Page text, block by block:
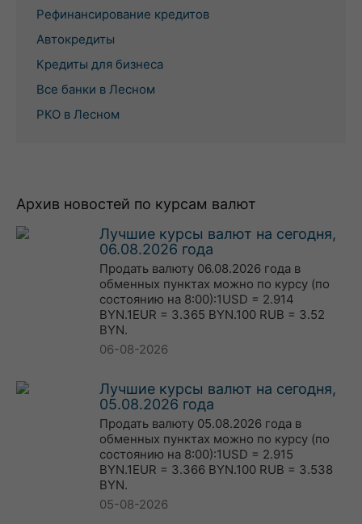
Рефинансирование кредитов
Автокредиты
Кредиты для бизнеса
Все банки в Лесном
РКО в Лесном
Архив новостей по курсам валют
Лучшие курсы валют на сегодня,
06.08.2026 года
Продать валюту 06.08.2026 года в
обменных пунктах можно по курсу (по
состоянию на 8:00):1USD = 2.914
BYN.1EUR = 3.365 BYN.100 RUB = 3.52
BYN.
06-08-2026
Лучшие курсы валют на сегодня,
05.08.2026 года
Продать валюту 05.08.2026 года в
обменных пунктах можно по курсу (по
состоянию на 8:00):1USD = 2.915
BYN.1EUR = 3.366 BYN.100 RUB = 3.538
BYN.
05-08-2026